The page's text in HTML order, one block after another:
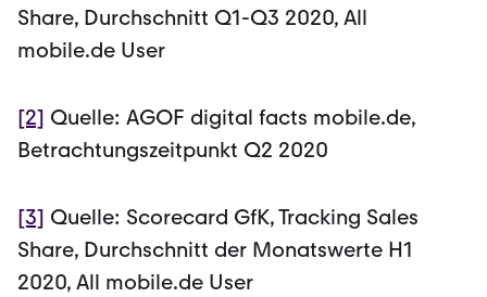
Share, Durchschnitt Q1-Q3 2020, All
mobile.de User
[2] Quelle: AGOF digital facts mobile.de,
Betrachtungszeitpunkt Q2 2020
[3] Quelle: Scorecard GfK, Tracking Sales
Share, Durchschnitt der Monatswerte H1
2020, All mobile.de User